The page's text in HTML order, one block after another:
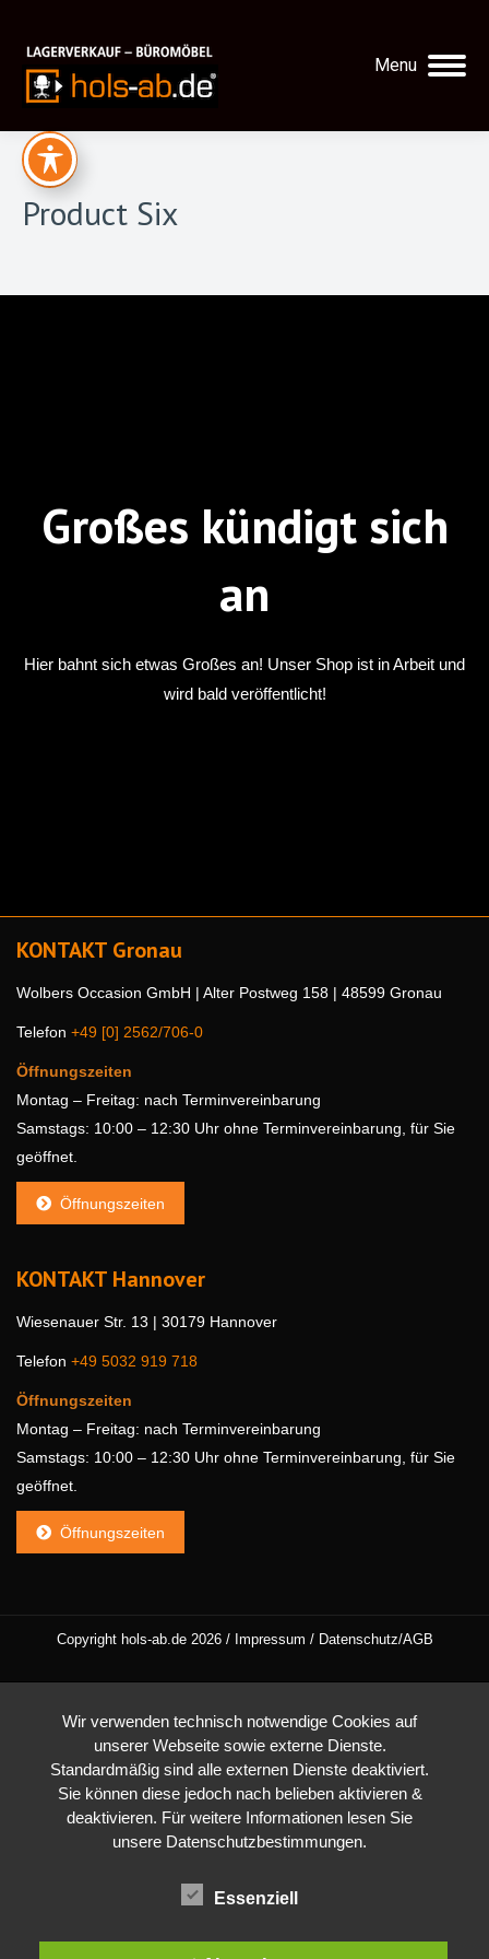
Menu
Product Six
Großes kündigt sich
an
Hier bahnt sich etwas Großes an! Unser Shop ist in Arbeit und
wird bald veröffentlicht!
KONTAKT Gronau
Wolbers Occasion GmbH | Alter Postweg 158 | 48599 Gronau
Telefon +49 [0] 2562/706-0
Öffnungszeiten
Montag – Freitag: nach Terminvereinbarung
Samstags: 10:00 – 12:30 Uhr ohne Terminvereinbarung, für Sie
geöffnet.
Öffnungszeiten
KONTAKT Hannover
Wiesenauer Str. 13 | 30179 Hannover
Telefon +49 5032 919 718
Öffnungszeiten
Montag – Freitag: nach Terminvereinbarung
Samstags: 10:00 – 12:30 Uhr ohne Terminvereinbarung, für Sie
geöffnet.
Öffnungszeiten
Copyright hols-ab.de 2026 / Impressum / Datenschutz/AGB
Wir verwenden technisch notwendige Cookies auf
unserer Webseite sowie externe Dienste.
Standardmäßig sind alle externen Dienste deaktiviert.
Sie können diese jedoch nach belieben aktivieren &
deaktivieren. Für weitere Informationen lesen Sie
unsere Datenschutzbestimmungen.
Essenziell